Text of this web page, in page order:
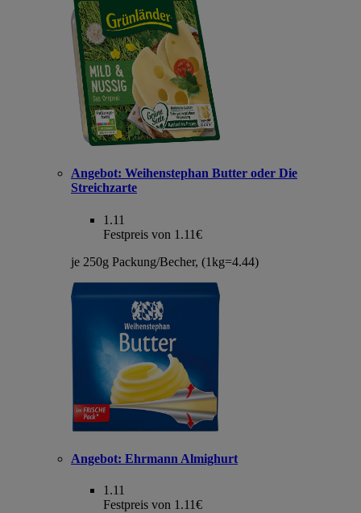
Angebot: Weihenstephan Butter oder Die
Streichzarte
1.11
Festpreis von 1.11€
je 250g Packung/Becher, (1kg=4.44)
Angebot: Ehrmann Almighurt
1.11
Festpreis von 1.11€